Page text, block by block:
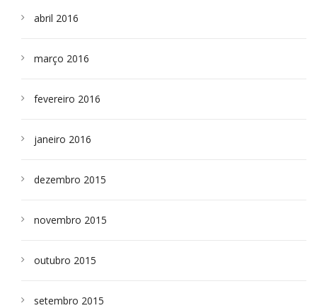
abril 2016
março 2016
fevereiro 2016
janeiro 2016
dezembro 2015
novembro 2015
outubro 2015
setembro 2015